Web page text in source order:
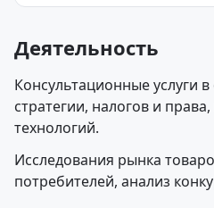
Деятельность
Консультационные услуги
стратегии, налогов и
технологий.
Исследования рынка
потребителей, анализ